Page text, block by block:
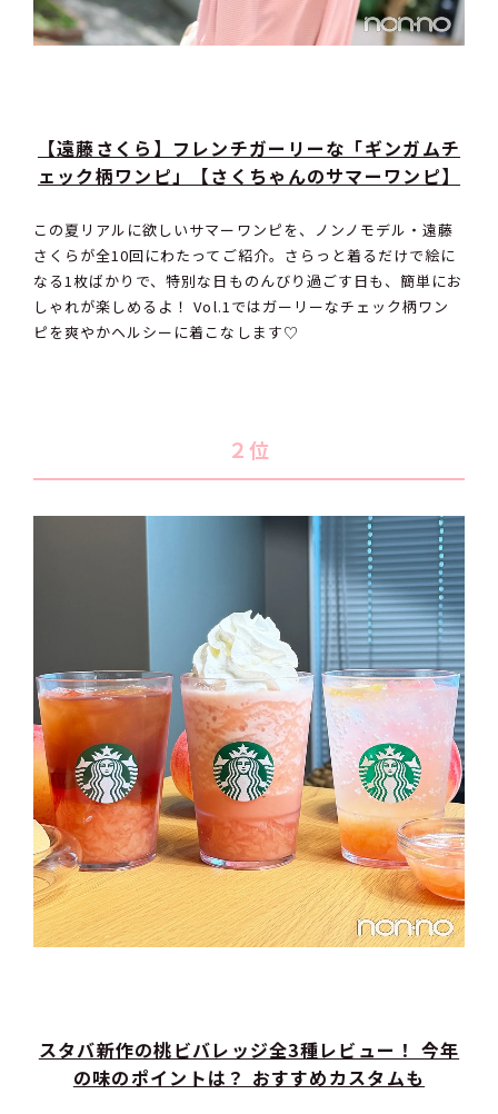
【遠藤さくら】フレンチガーリーな「ギンガムチ
ェック柄ワンピ」【さくちゃんのサマーワンピ】
この夏リアルに欲しいサマーワンピを、ノンノモデル・遠藤
さくらが全10回にわたってご紹介。さらっと着るだけで絵に
なる1枚ばかりで、特別な日ものんびり過ごす日も、簡単にお
しゃれが楽しめるよ！ Vol.1ではガーリーなチェック柄ワン
ピを爽やかヘルシーに着こなします♡
２位
スタバ新作の桃ビバレッジ全3種レビュー！ 今年
の味のポイントは？ おすすめカスタムも